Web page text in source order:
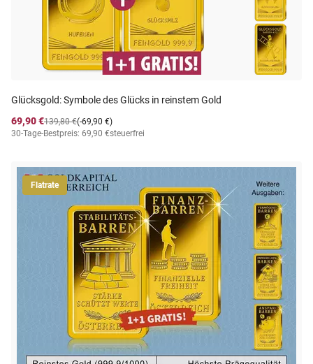
Glücksgold: Symbole des Glücks in reinstem Gold
69,90 €
(-69,90 €)
139,80 €
30-Tage-Bestpreis: 69,90 €steuerfrei
Flatrate